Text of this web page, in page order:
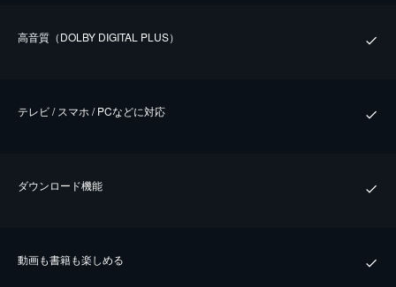
⾼⾳質（DOLBY DIGITAL PLUS）
テレビ / スマホ / PCなどに対応
ダウンロード機能
動画も書籍も楽しめる